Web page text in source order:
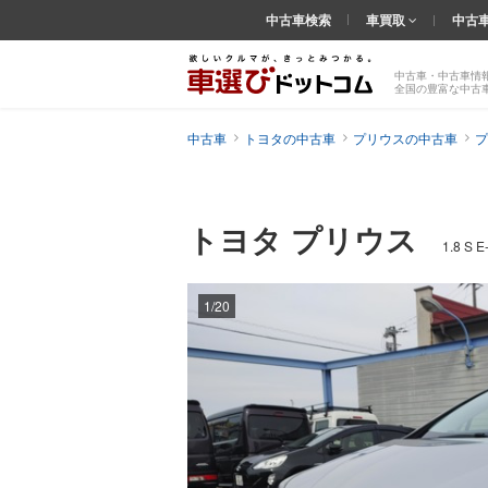
中古車・中古車情
全国の豊富な中古
中古車検索 車買取 中古
中古車 トヨタの中古車 プリウスの中古車
トヨタ プリウス 1.8 S
1/20
前の
画像